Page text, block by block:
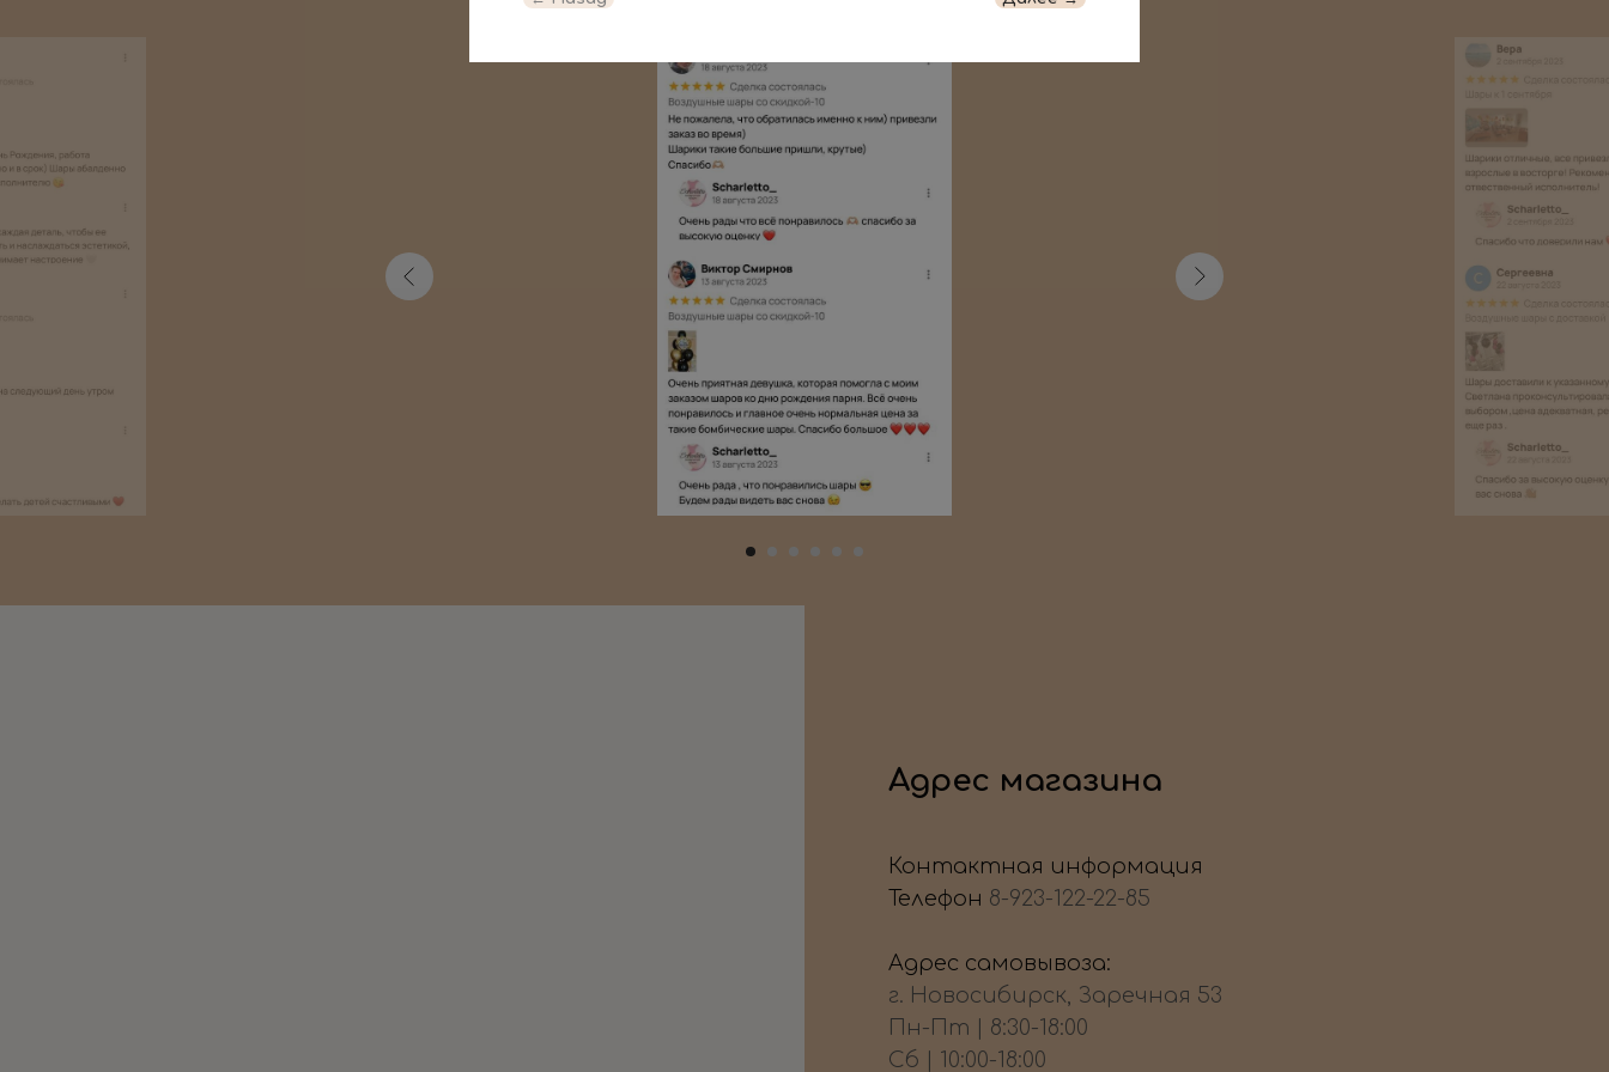
Адрес магазина
Контактная информация
Телефон 8-923-122-22-85
Адрес самовывоза:
г. Новосибирск, Заречная 53
Пн-Пт | 8:30-18:00
Сб | 10:00-18:00